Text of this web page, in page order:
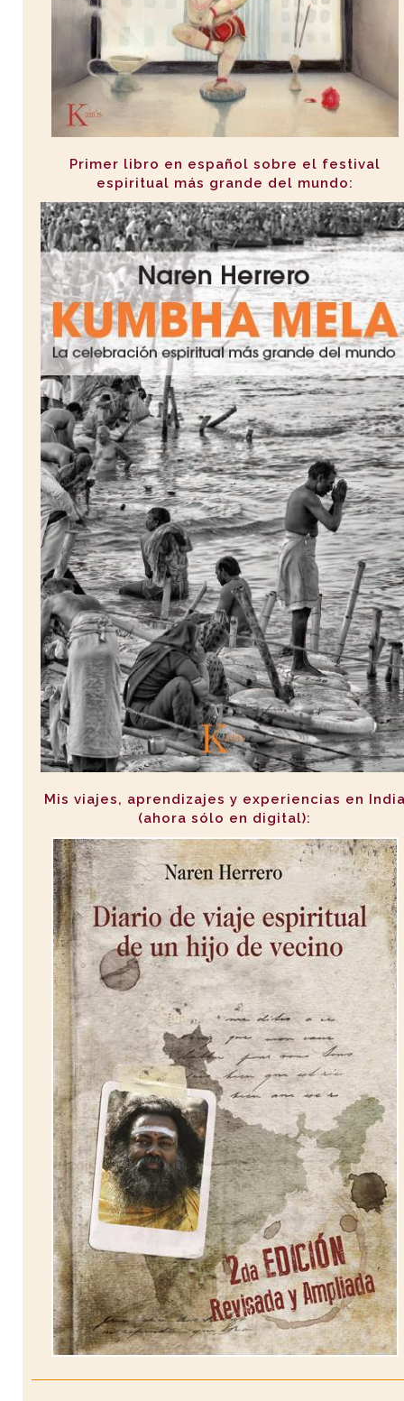
Primer libro en español sobre el festival
espiritual más grande del mundo:
Mis viajes, aprendizajes y experiencias en
(ahora sólo en digital):